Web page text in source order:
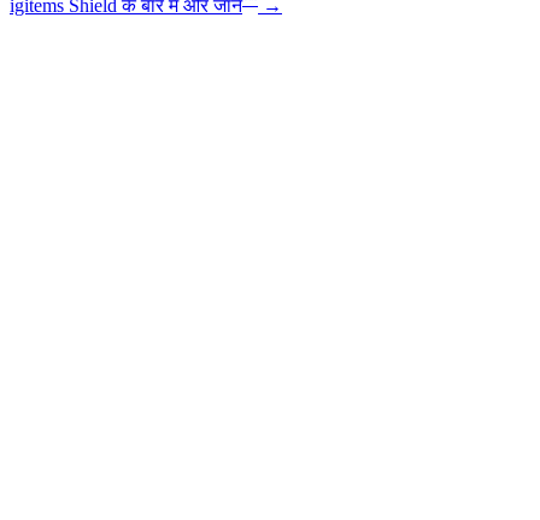
igitems Shield के बारे में और जानें
→